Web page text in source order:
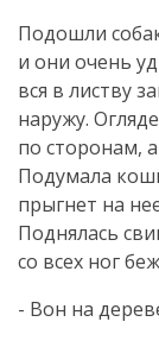
Подошли
и они очень
вся в листву
наружу.
по сторонам,
Подумала
прыгнет на
Поднялась
со всех ног
- Вон на